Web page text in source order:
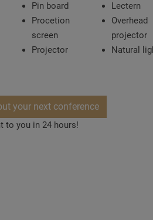
Pin board
Procetion
screen
Projector
Lectern
Overhead
projector
Natural
your next conference
to you in 24 hours!